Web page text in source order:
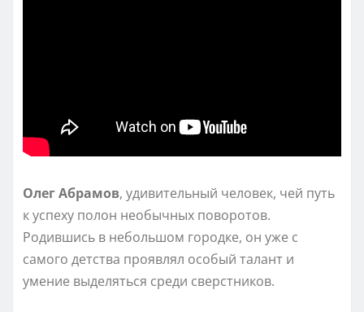
Олег Абрамов, удивительный человек, чей путь
к успеху полон необычных поворотов.
Родившись в небольшом городке, он уже с
самого детства проявлял особый талант и
умение выделяться среди сверстников.